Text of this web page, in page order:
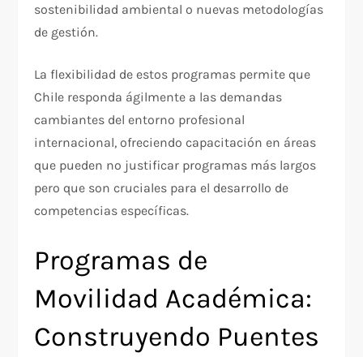
sostenibilidad ambiental o nuevas metodologías
de gestión.
La flexibilidad de estos programas permite que
Chile responda ágilmente a las demandas
cambiantes del entorno profesional
internacional, ofreciendo capacitación en áreas
que pueden no justificar programas más largos
pero que son cruciales para el desarrollo de
competencias específicas.
Programas de
Movilidad Académica:
Construyendo Puentes